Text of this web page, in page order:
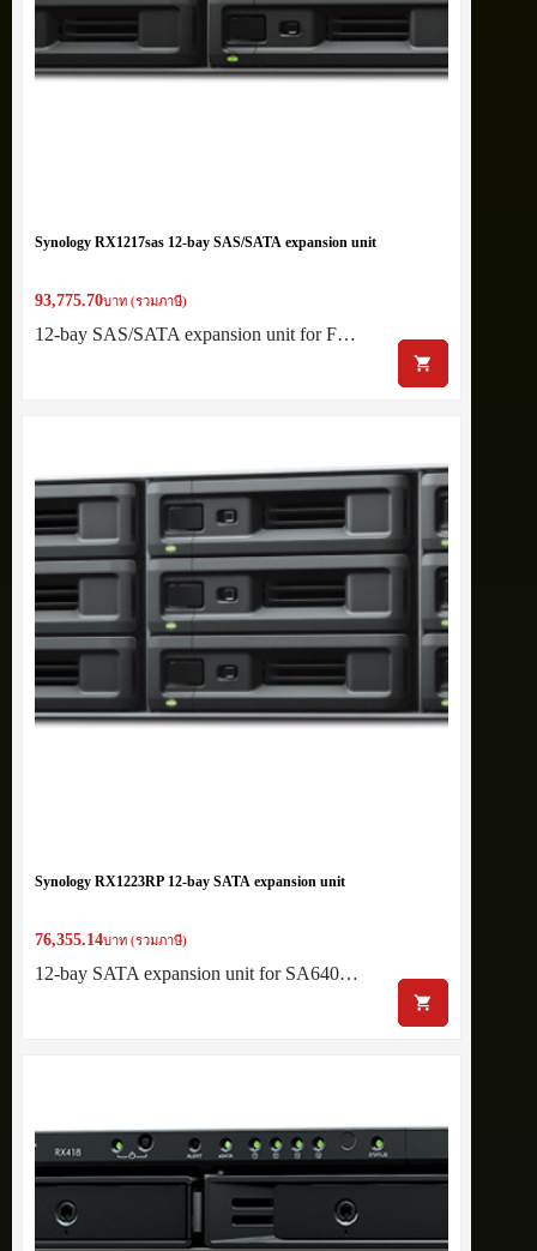
Synology RX1217sas 12-bay SAS/SATA expansion unit
93,775.70บาท (รวมภาษี)
12-bay SAS/SATA expansion unit for F…
Synology RX1223RP 12-bay SATA expansion unit
76,355.14บาท (รวมภาษี)
12-bay SATA expansion unit for SA640…